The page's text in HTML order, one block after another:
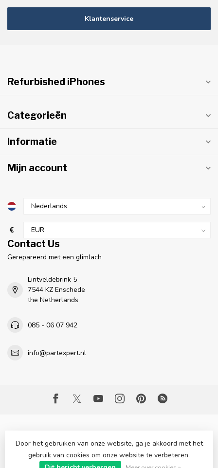
Klantenservice
Refurbished iPhones
Categorieën
Informatie
Mijn account
€
Contact Us
Gerepareerd met een glimlach
Lintveldebrink 5
7544 KZ Enschede
the Netherlands
085 - 06 07 942
info@partexpert.nl
© Copyright 2026 Part Expert- Powered by Lightspeed-
Door het gebruiken van onze website, ga je akkoord met het
gebruik van cookies om onze website te verbeteren.